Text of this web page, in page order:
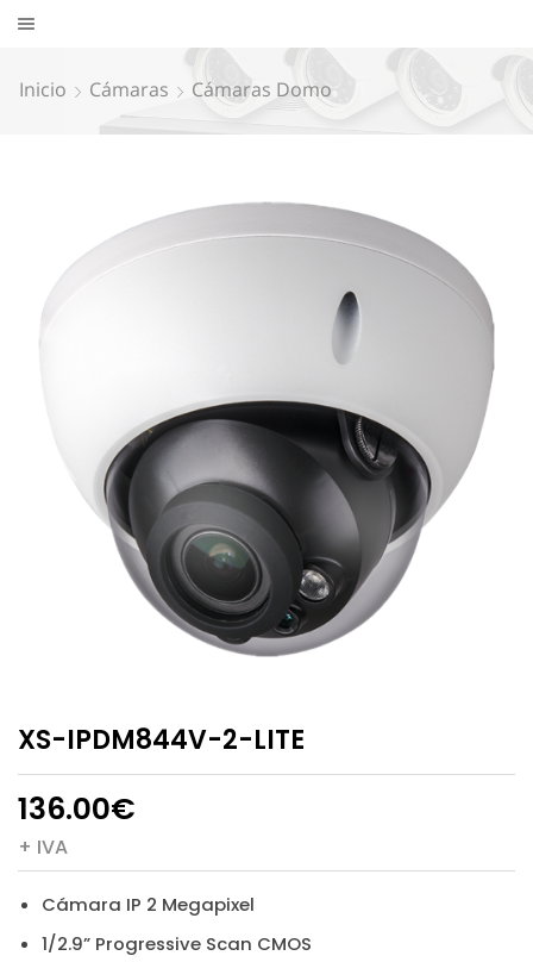
Inicio Cámaras Cámaras Domo
XS-IPDM844V-2-LITE
136.00€
+ IVA
Cámara IP 2 Megapixel
1/2.9” Progressive Scan CMOS